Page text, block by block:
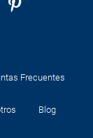
Frecuentes
Blog